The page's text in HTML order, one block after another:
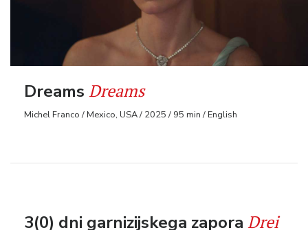
Dreams Dreams
Michel Franco / Mexico, USA / 2025 / 95 min / English
3(0) dni garnizijskega zapora Drei